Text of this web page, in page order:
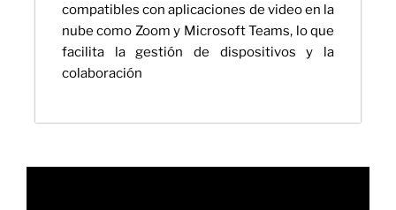
compatibles con aplicaciones de video en la
nube como Zoom y Microsoft Teams, lo que
facilita la gestión de dispositivos y la
colaboración